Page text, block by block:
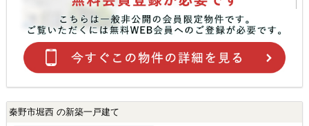
秦野市堀西 の新築一戸建て